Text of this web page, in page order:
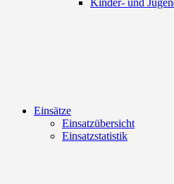
Kinder- und
Einsätze
Einsatzübersicht
Einsatzstatistik